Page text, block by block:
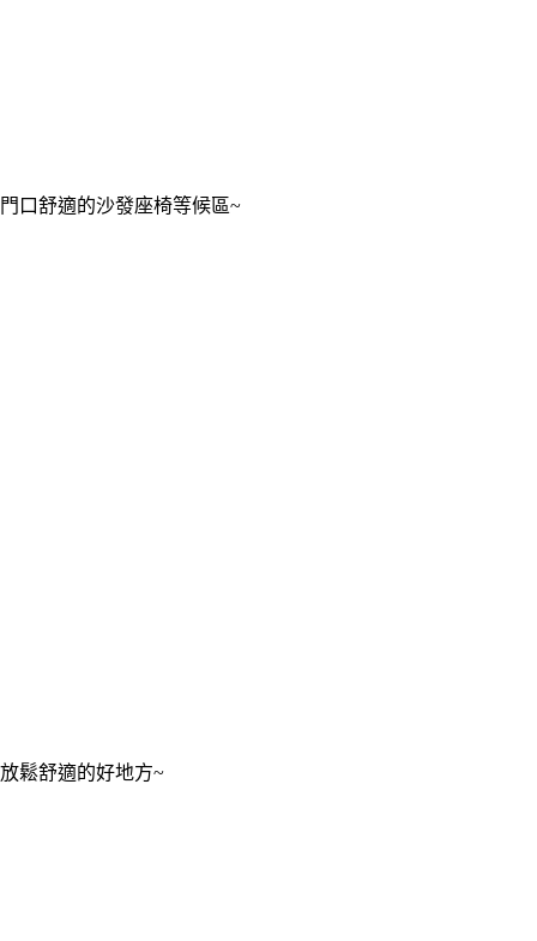
門口舒適的沙發座椅等候區~
放鬆舒適的好地方~